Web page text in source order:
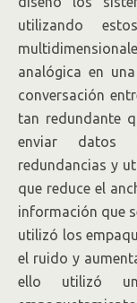
utilizando
analógica en
conversación
tan redundante
enviar datos
redundancias y
que reduce el
información que
utilizó los
el ruido y
ello utilizó